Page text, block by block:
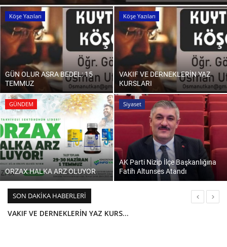
Spor
EĞİTİM
Resmiilan
Köşe Yazıları
GÜN OLUR ASRA BEDEL: 15
TEMMUZ
Köşe Yazıları
VAKIF VE DERNEKLERİN YAZ
KURSLARI
GÜNDEM
ORZAX HALKA ARZ OLUYOR
Siyaset
AK Parti Nizip İlçe Başkanlığına
Fatih Altunses Atandı
SON DAKIKA HABERLERI
VAKIF VE DERNEKLERİN YAZ KURSLARI